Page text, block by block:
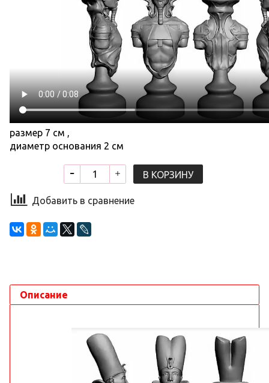
размер 7 см ,
диаметр основания 2 см
В КОРЗИНУ
Добавить в сравнение
Описание